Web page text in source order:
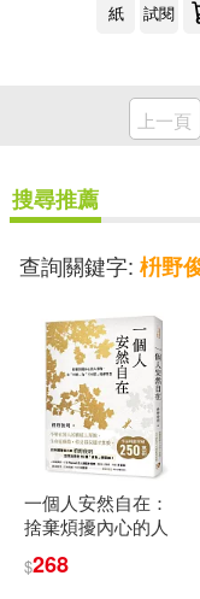
紙
試閱
上一頁
搜尋推薦
查詢關鍵字: 枡野
一個人安然自在：
捨棄煩擾內心的人
為「不可惜」的禪
$268